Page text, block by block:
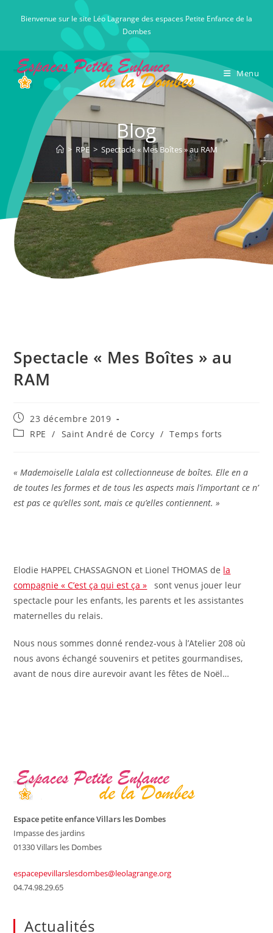
Bienvenue sur le site Léo Lagrange des espaces Petite Enfance de la
Dombes
Menu
Blog
> RPE > Spectacle « Mes Boîtes » au RAM
Spectacle « Mes Boîtes » au
RAM
Publication
publiée :
23 décembre 2019
PostRPE / Saint André de Corcy / Temps forts
« Mademoiselle Lalala est collectionneuse de boîtes. Elle en a
de toutes les formes et de tous les aspects mais l’important ce n’
est pas ce qu’elles sont, mais ce qu’elles contiennent. »
Elodie HAPPEL CHASSAGNON et Lionel THOMAS de la
compagnie « C’est ça qui est ça » sont venus jouer leur
spectacle pour les enfants, les parents et les assistantes
maternelles du relais.
Nous nous sommes donné rendez-vous à l’Atelier 208 où
nous avons échangé souvenirs et petites gourmandises,
avant de nous dire aurevoir avant les fêtes de Noël…
Espace petite enfance Villars les Dombes
Impasse des jardins
01330 Villars les Dombes
espacepevillarslesdombes@leolagrange.org
04.74.98.29.65
Actualités